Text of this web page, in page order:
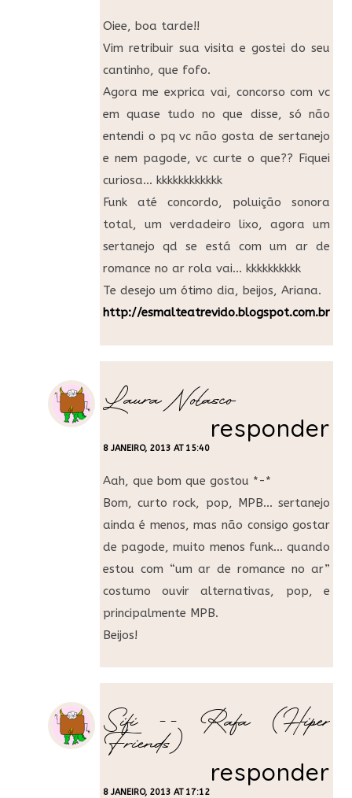
Oiee, boa tarde!!
Vim retribuir sua visita e gostei do seu
cantinho, que fofo.
Agora me exprica vai, concorso com vc
em quase tudo no que disse, só não
entendi o pq vc não gosta de sertanejo
e nem pagode, vc curte o que?? Fiquei
curiosa… kkkkkkkkkkkk
Funk até concordo, poluição sonora
total, um verdadeiro lixo, agora um
sertanejo qd se está com um ar de
romance no ar rola vai… kkkkkkkkkk
Te desejo um ótimo dia, beijos, Ariana.
http://esmalteatrevido.blogspot.com.br/
Laura Nolasco
8 JANEIRO, 2013 AT 15:40
responder
Aah, que bom que gostou *-*
Bom, curto rock, pop, MPB… sertanejo
ainda é menos, mas não consigo gostar
de pagode, muito menos funk… quando
estou com “um ar de romance no ar”
costumo ouvir alternativas, pop, e
principalmente MPB.
Beijos!
Sifi -- Rafa (Hiper
Friends)
8 JANEIRO, 2013 AT 17:12
responder